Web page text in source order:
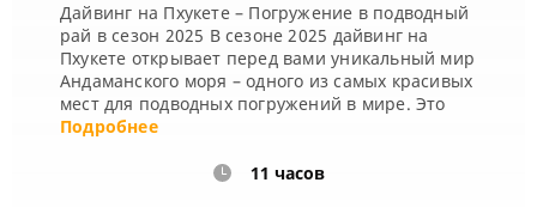
Дайвинг на Пхукете – Погружение в подводный
рай в сезон 2025 В сезоне 2025 дайвинг на
Пхукете открывает перед вами уникальный мир
Андаманского моря – одного из самых красивых
мест для подводных погружений в мире. Это
идеальный выбор как для новичков,...
Подробнее
11 часов